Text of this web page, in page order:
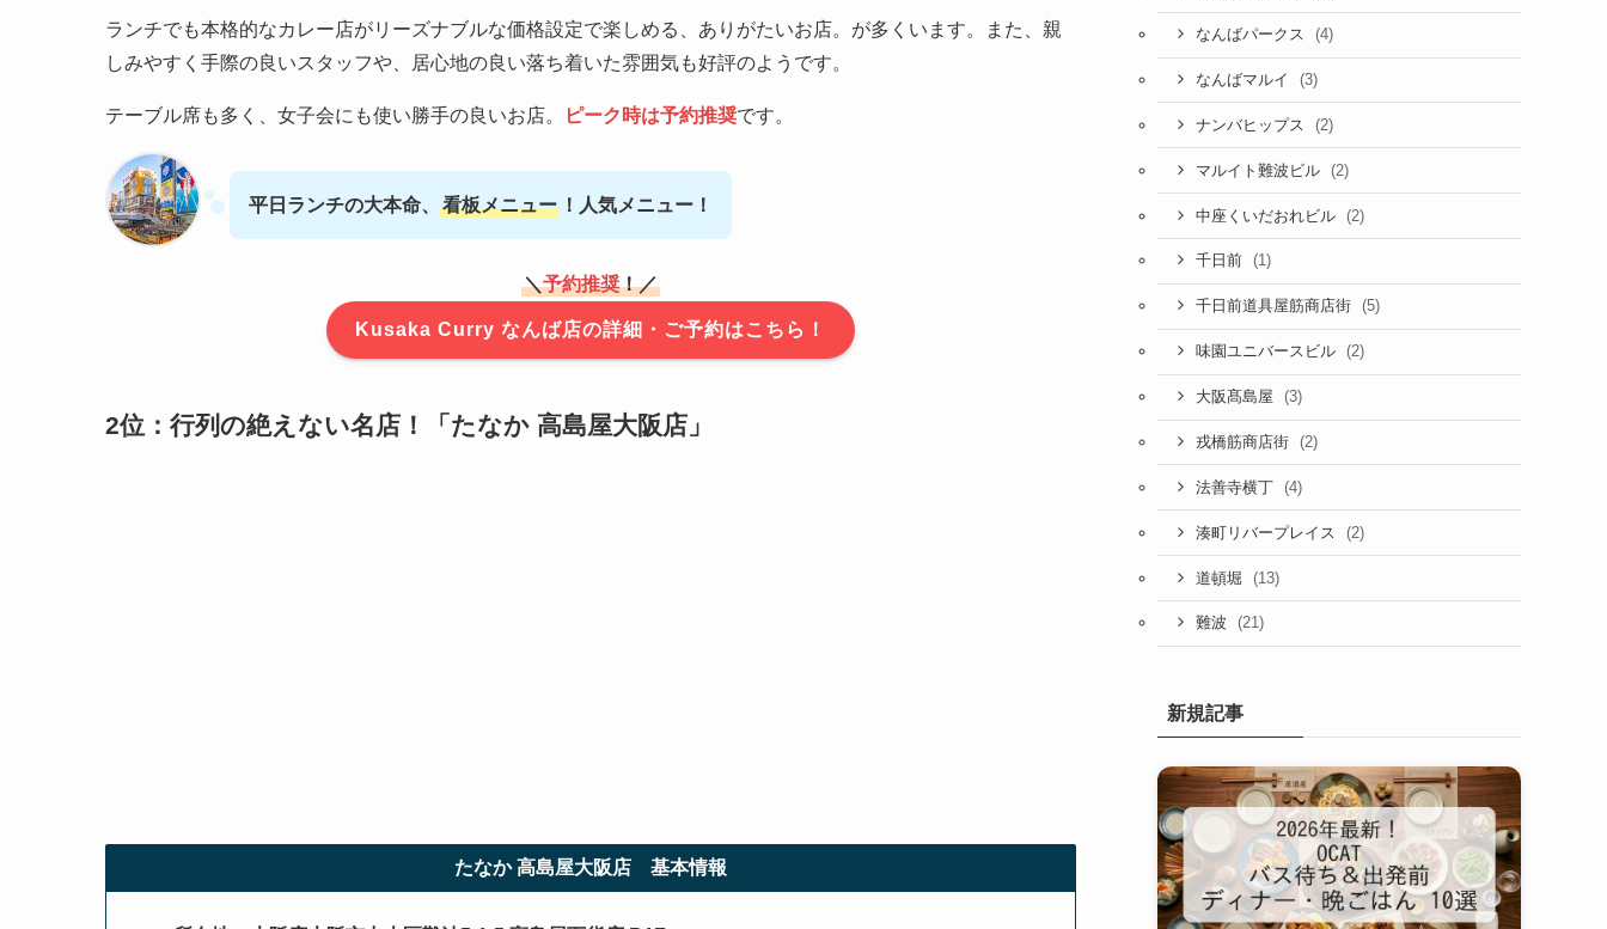
ランチでも本格的なカレー店がリーズナブルな価格設定で楽しめる、ありがたいお店。が多くいます。また、親
しみやすく手際の良いスタッフや、居心地の良い落ち着いた雰囲気も好評のようです。
テーブル席も多く、女子会にも使い勝手の良いお店。 ピーク時は予約推奨です。
平日ランチの大本命、 看板メニュー ！人気メニュー！
＼予約推奨！／
Kusaka Curry なんば店の詳細・ご予約はこちら！
2位：行列の絶えない名店！「 たなか 高島屋大阪店 」
たなか 高島屋大阪店 基本情報
なんばパークス (4)
なんばマルイ (3)
ナンバヒップス (2)
マルイト難波ビル (2)
中座くいだおれビル (2)
千日前 (1)
千日前道具屋筋商店街 (5)
味園ユニバースビル (2)
大阪髙島屋 (3)
戎橋筋商店街 (2)
法善寺横丁 (4)
湊町リバープレイス (2)
道頓堀 (13)
難波 (21)
新規記事